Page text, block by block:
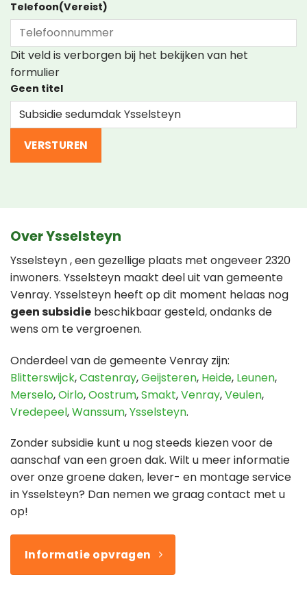
Telefoon(Vereist)
Dit veld is verborgen bij het bekijken van het
formulier
Geen titel
Over Ysselsteyn
Ysselsteyn , een gezellige plaats met ongeveer 2320
inwoners. Ysselsteyn maakt deel uit van gemeente
Venray. Ysselsteyn heeft op dit moment helaas nog
geen subsidie beschikbaar gesteld, ondanks de
wens om te vergroenen.
Onderdeel van de gemeente Venray zijn:
Blitterswijck,Castenray,Geijsteren, Heide, Leunen,
Merselo,Oirlo,Oostrum,Smakt,Venray,Veulen,
Vredepeel,Wanssum,Ysselsteyn.
Zonder subsidie kunt u nog steeds kiezen voor de
aanschaf van een groen dak. Wilt u meer informatie
over onze groene daken, lever- en montage service
in Ysselsteyn? Dan nemen we graag contact met u
op!
Informatie opvragen